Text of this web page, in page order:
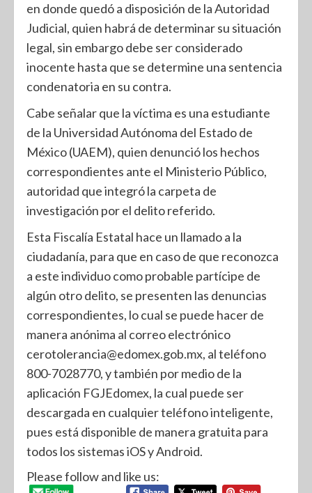
en donde quedó a disposición de la Autoridad
Judicial, quien habrá de determinar su situación
legal, sin embargo debe ser considerado
inocente hasta que se determine una sentencia
condenatoria en su contra.
Cabe señalar que la víctima es una estudiante
de la Universidad Autónoma del Estado de
México (UAEM), quien denunció los hechos
correspondientes ante el Ministerio Público,
autoridad que integró la carpeta de
investigación por el delito referido.
Esta Fiscalía Estatal hace un llamado a la
ciudadanía, para que en caso de que reconozca
a este individuo como probable partícipe de
algún otro delito, se presenten las denuncias
correspondientes, lo cual se puede hacer de
manera anónima al correo electrónico
cerotolerancia@edomex.gob.mx, al teléfono
800-7028770, y también por medio de la
aplicación FGJEdomex, la cual puede ser
descargada en cualquier teléfono inteligente,
pues está disponible de manera gratuita para
todos los sistemas iOS y Android.
Please follow and like us: